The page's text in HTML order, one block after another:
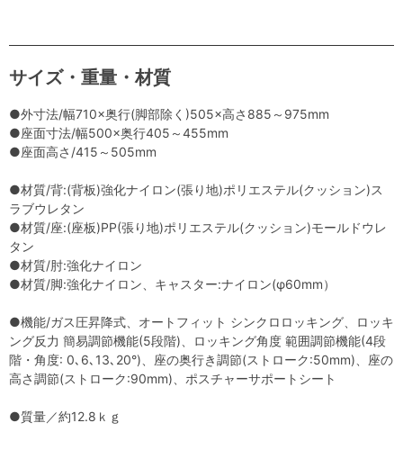
サイズ・重量・材質
●外寸法/幅710×奥行(脚部除く)505×高さ885～975mm
●座面寸法/幅500×奥行405～455mm
●座面高さ/415～505mm
●材質/背:(背板)強化ナイロン(張り地)ポリエステル(クッション)ス
ラブウレタン
●材質/座:(座板)PP(張り地)ポリエステル(クッション)モールドウレ
タン
●材質/肘:強化ナイロン
●材質/脚:強化ナイロン、キャスター:ナイロン(φ60mm）
●機能/ガス圧昇降式、オートフィット シンクロロッキング、ロッキ
ング反力 簡易調節機能(5段階)、ロッキング角度 範囲調節機能(4段
階・角度: 0､6､13､20°)、座の奥行き調節(ストローク:50mm)、座の
高さ調節(ストローク:90mm)、ポスチャーサポートシート
●質量／約12.8ｋｇ